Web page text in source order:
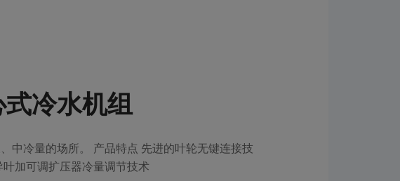
冷水机组
中冷量的场所。 产品特点 先进的叶轮无键连接技
叶加可调扩压器冷量调节技术